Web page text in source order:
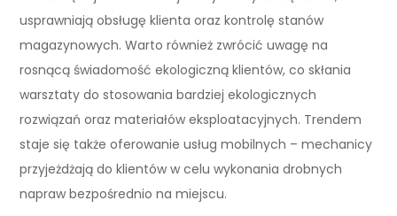
usprawniają obsługę klienta oraz kontrolę stanów
magazynowych. Warto również zwrócić uwagę na
rosnącą świadomość ekologiczną klientów, co skłania
warsztaty do stosowania bardziej ekologicznych
rozwiązań oraz materiałów eksploatacyjnych. Trendem
staje się także oferowanie usług mobilnych – mechanicy
przyjeżdżają do klientów w celu wykonania drobnych
napraw bezpośrednio na miejscu.